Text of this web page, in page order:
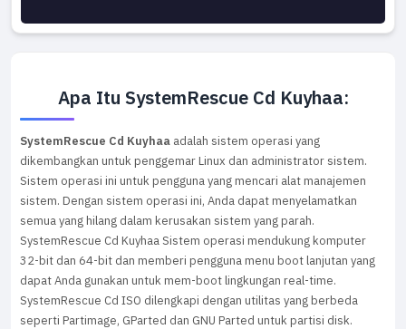
Apa Itu SystemRescue Cd Kuyhaa:
SystemRescue Cd Kuyhaa adalah sistem operasi yang
dikembangkan untuk penggemar Linux dan administrator sistem.
Sistem operasi ini untuk pengguna yang mencari alat manajemen
sistem. Dengan sistem operasi ini, Anda dapat menyelamatkan
semua yang hilang dalam kerusakan sistem yang parah.
SystemRescue Cd Kuyhaa Sistem operasi mendukung komputer
32-bit dan 64-bit dan memberi pengguna menu boot lanjutan yang
dapat Anda gunakan untuk mem-boot lingkungan real-time.
SystemRescue Cd ISO dilengkapi dengan utilitas yang berbeda
seperti Partimage, GParted dan GNU Parted untuk partisi disk.